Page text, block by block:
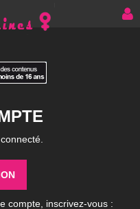
compte, inscrivez-vous :